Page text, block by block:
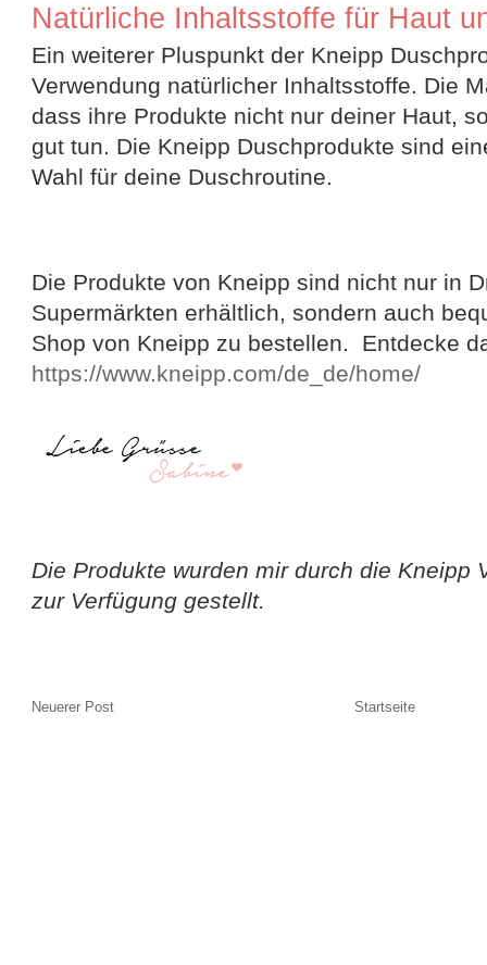
Natürliche Inhaltsstoffe für Haut
Ein weiterer Pluspunkt der Kneipp
Verwendung natürlicher Inhaltsstoffe. Die
dass ihre Produkte nicht nur deiner Haut,
gut tun. Die Kneipp Duschprodukte sind
Wahl für deine Duschroutine.
Die Produkte von Kneipp sind nicht nur in
Supermärkten erhältlich, sondern auch
Shop von Kneipp zu bestellen. Entdecke
https://www.kneipp.com/de_de/home/
Die Produkte wurden mir durch die Kneipp
zur Verfügung gestellt.
Neuerer Post Startseite